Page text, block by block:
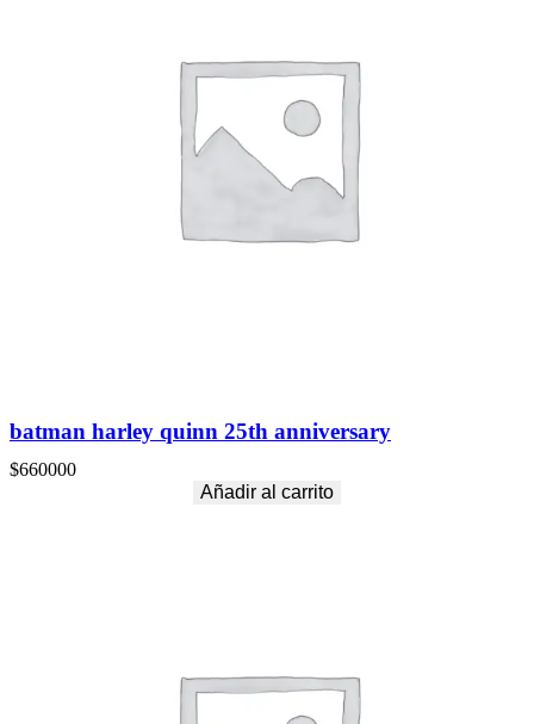
batman harley quinn 25th anniversary
$660000
Añadir al carrito